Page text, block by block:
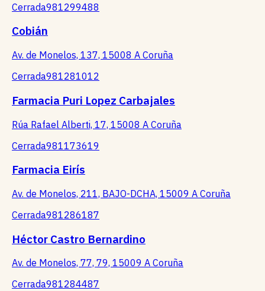
Cerrada981299488
Cobián
Av. de Monelos, 137, 15008 A Coruña
Cerrada981281012
Farmacia Puri Lopez Carbajales
Rúa Rafael Alberti, 17, 15008 A Coruña
Cerrada981173619
Farmacia Eirís
Av. de Monelos, 211, BAJO-DCHA, 15009 A Coruña
Cerrada981286187
Héctor Castro Bernardino
Av. de Monelos, 77, 79, 15009 A Coruña
Cerrada981284487